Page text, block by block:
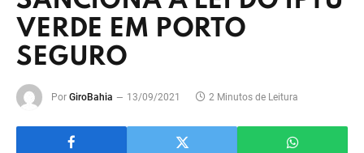
VERDE EM PORTO
SEGURO
Por GiroBahia 13/09/2021 2 Minutos de Leitura